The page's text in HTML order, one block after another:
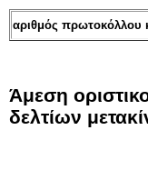
αριθμός πρωτοκόλλου
Άμεση
δελτίων